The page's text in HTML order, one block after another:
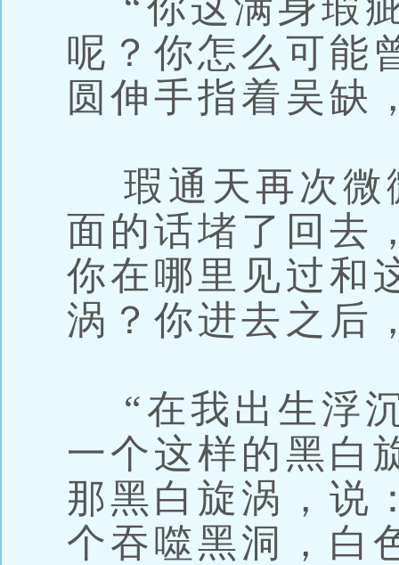
呢？你怎么可
圆伸手指着吴缺
瑕通天再次微
面的话堵了回去
你在哪里见过和
涡？你进去之后
“在我出生浮
一个这样的黑白
那黑白旋涡，说
个吞噬黑洞，白